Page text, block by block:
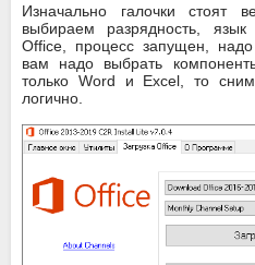
Изначально галочки стоят
выбираем разрядность,
Office, процесс запущен,
вам надо выбрать
только Word и Excel, то
логично.